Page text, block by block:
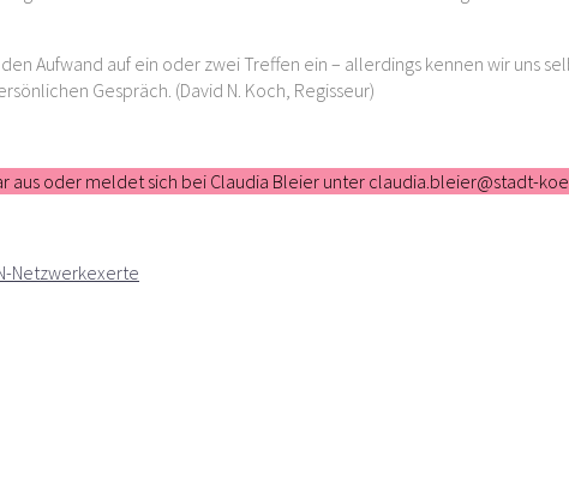
Aufwand auf ein oder zwei Treffen ein – allerdings kennen wir uns
Gespräch. (David N. Koch, Regisseur)
aus oder meldet sich bei Claudia Bleier unter claudia.bleier@stadt-
Netzwerkexerte